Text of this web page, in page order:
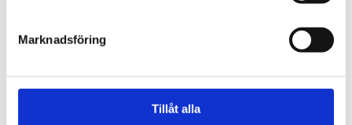
Marknadsföring
Tillåt alla
bibel när han sökte vård